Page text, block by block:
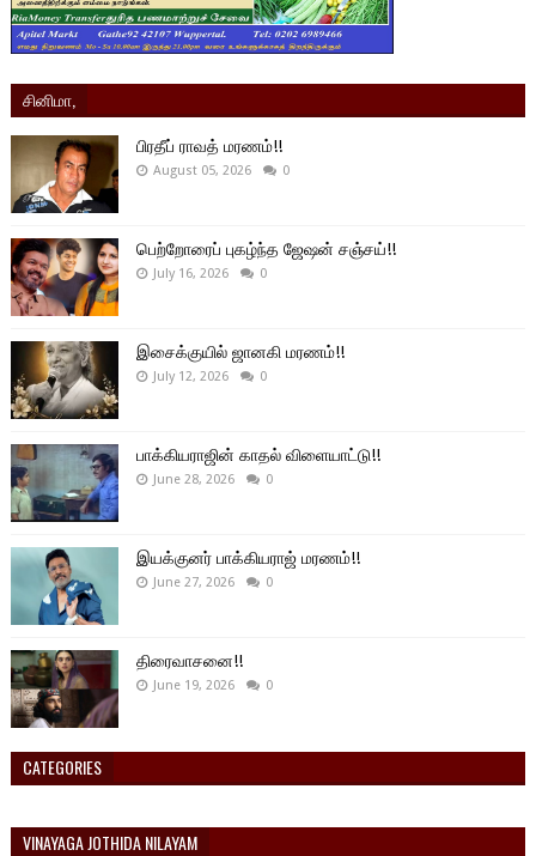
சினிமா,
பிரதீப் ராவத் மரணம்!!
August 05, 2026 0
பெற்றோரைப் புகழ்ந்த ஜேஷன் சஞ்சய்!!
July 16, 2026 0
இசைக்குயில் ஜானகி மரணம்!!
July 12, 2026 0
பாக்கியராஜின் காதல் விளையாட்டு!!
June 28, 2026 0
இயக்குனர் பாக்கியராஜ் மரணம்!!
June 27, 2026 0
திரைவாசனை!!
June 19, 2026 0
CATEGORIES
VINAYAGA JOTHIDA NILAYAM